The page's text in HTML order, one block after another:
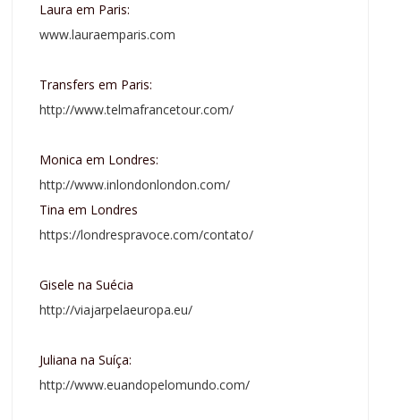
Laura em Paris:
www.lauraemparis.com
Transfers em Paris:
http://www.telmafrancetour.com/
Monica em Londres:
http://www.inlondonlondon.com/
Tina em Londres
https://londrespravoce.com/contato/
Gisele na Suécia
http://viajarpelaeuropa.eu/
Juliana na Suíça:
http://www.euandopelomundo.com/